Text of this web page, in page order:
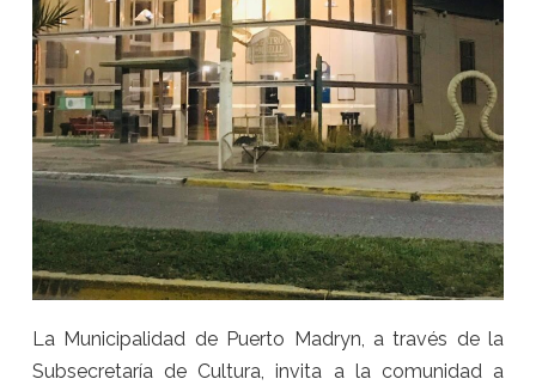
La Municipalidad de Puerto Madryn, a través de la
Subsecretaría de Cultura, invita a la comunidad a